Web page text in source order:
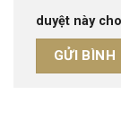
duyệt này